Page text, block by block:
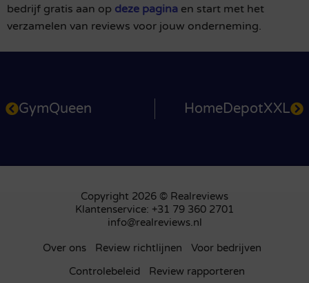
bedrijf gratis aan op deze pagina en start met het
verzamelen van reviews voor jouw onderneming.
GymQueen HomeDepotXXL
Copyright 2026 © Realreviews
Klantenservice: +31 79 360 2701
info@realreviews.nl
Over ons Review richtlijnen
Voor bedrijven
Controlebeleid
Review rapporteren